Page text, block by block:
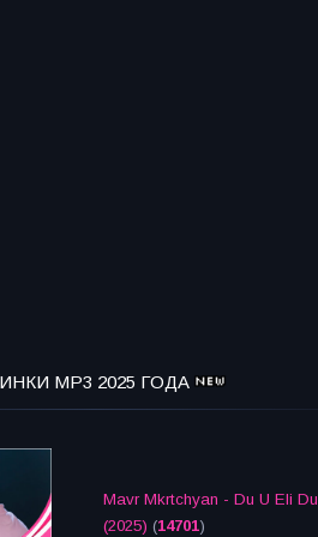
MP3 2025 ГОДА
Mavr Mkrtchyan - Du U Eli Du
(2025) (14701)